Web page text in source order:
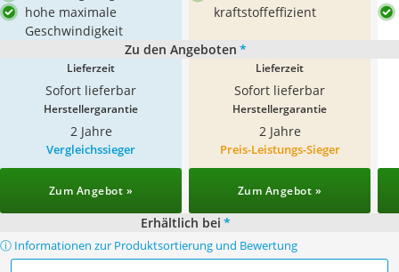
hohe maximale
Geschwindigkeit
kraftstoffeffizient
Zu den Angeboten *
Lieferzeit
Sofort lieferbar
Lieferzeit
Sofort lieferbar
Herstellergarantie
2 Jahre
Herstellergarantie
2 Jahre
Vergleichssieger
Zum Angebot »
Preis-Leistungs-Sieger
Zum Angebot »
Erhältlich bei *
ⓘ Informationen zur Produktsortierung und Bewertung